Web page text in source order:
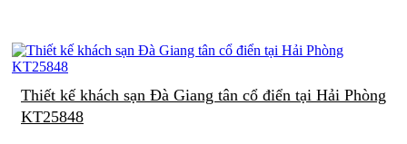
Thiết kế khách sạn Đà Giang tân cổ điển tại Hải Phòng
KT25848